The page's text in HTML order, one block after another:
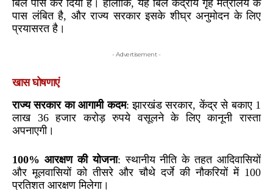
बिल पास कर दिया है। हालांकि, यह बिल केंद्रीय गृह मंत्रालय के
पास लंबित है, और राज्य सरकार इसके शीघ्र अनुमोदन के लिए
प्रयासरत है।
- Advertisement -
खास घोषणाएं
राज्य सरकार का आगामी कदम: झारखंड सरकार, केंद्र से बकाए 1
लाख 36 हजार करोड़ रुपये वसूलने के लिए कानूनी रास्ता
अपनाएगी।
100% आरक्षण की योजना: स्थानीय नीति के तहत आदिवासियों
और मूलवासियों को तीसरे और चौथे दर्जे की नौकरियों में 100
प्रतिशत आरक्षण मिलेगा।